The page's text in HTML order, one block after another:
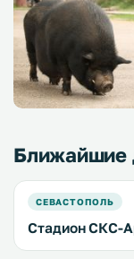
Ближайшие
СЕВАСТОПОЛЬ
Стадион СКС-